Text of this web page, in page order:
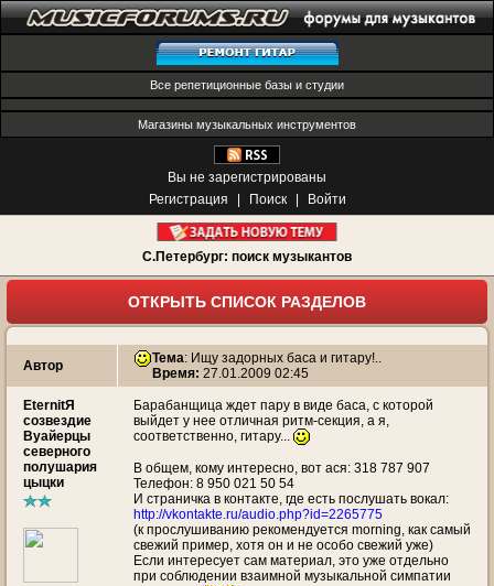
Все репетиционные базы и студии
Магазины музыкальных инструментов
Вы не зарегистрированы
Регистрация
Поиск Войти
С.Петербург: поиск музыкантов
ОТКРЫТЬ СПИСОК РАЗДЕЛОВ
Автор Тема: Ищу задорных баса и гитару!..
Время: 27.01.2009 02:45
EternitЯ
созвездие
Вуайерцы
северного
полушария
цыцки
Барабанщица ждет пару в виде баса, с которой
выйдет у нее отличная ритм-секция, а я,
соответственно, гитару...
В общем, кому интересно, вот ася: 318 787 907
Телефон: 8 950 021 50 54
И страничка в контакте, где есть послушать вокал:
http://vkontakte.ru/audio.php?id=2265775
(к прослушиванию рекомендуется morning, как самый
свежий пример, хотя он и не особо свежий уже)
Если интересует сам материал, это уже отдельно
при соблюдении взаимной музыкальной симпатии